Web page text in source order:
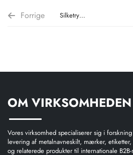
Forrige
Silketrykt
tilfælde
masseanpassning
OM VIRKSOMHEDEN
Vores virksomhed specialiserer sig i
levering af metalnavneskilt, mærker,
og relaterede produkter til internationale B2B-